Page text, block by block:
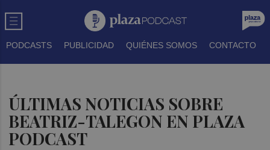
PODCASTS PUBLICIDAD QUIÉNES SOMOS CONTACTO
ÚLTIMAS NOTICIAS SOBRE
BEATRIZ-TALEGON EN PLAZA
PODCAST